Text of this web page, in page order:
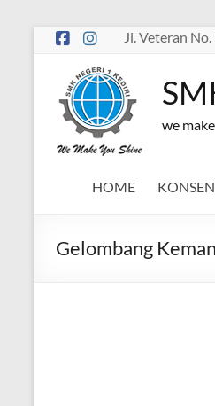
Skip
content
Jl. Veteran
we
HOME
Gelombang